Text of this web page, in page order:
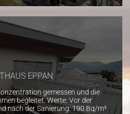
EPPAN
gemessen und die
begleitet. Werte: Vor der
nach der Sanierung: 190 Bq/m³